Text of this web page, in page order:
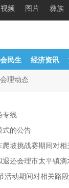
视频 图片 彝族
民生 经济资讯
会理动态
专线
式的公告
坡挑战赛期间对
还会理市太平镇
活动期间对相关路